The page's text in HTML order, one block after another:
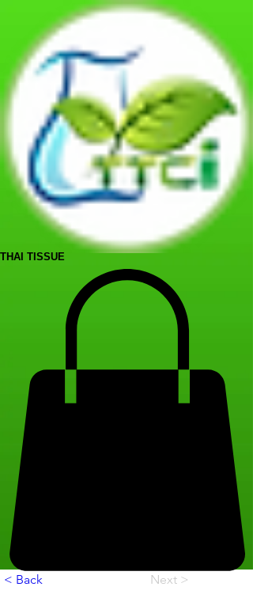
THAI TISSUE
< Back Next >